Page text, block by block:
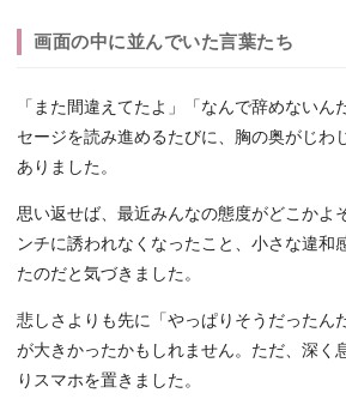
画面の中に並んでいた言葉たち
「また間違えてたよ」「なんで辞めないん
セージを読み進めるたびに、胸の奥がじわ
ありました。
思い返せば、最近みんなの態度がどこかよ
ンチに誘われなくなったこと、小さな違和
たのだと気づきました。
悲しさよりも先に「やっぱりそうだったん
が大きかったかもしれません。ただ、深く
りスマホを置きました。